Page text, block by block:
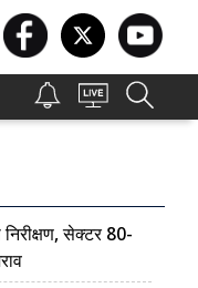
सेक्टर 80-